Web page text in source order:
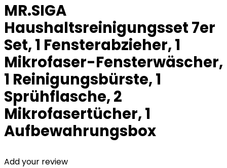
MR.SIGA
Haushaltsreinigungsset 7er
Set, 1 Fensterabzieher, 1
Mikrofaser-Fensterwäscher,
1 Reinigungsbürste, 1
Sprühflasche, 2
Mikrofasertücher, 1
Aufbewahrungsbox
Add your review